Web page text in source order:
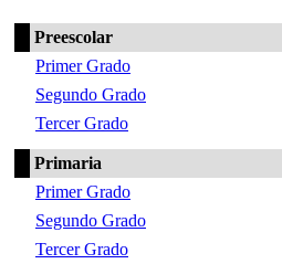
Preescolar
Primer Grado
Segundo Grado
Tercer Grado
Primaria
Primer Grado
Segundo Grado
Tercer Grado